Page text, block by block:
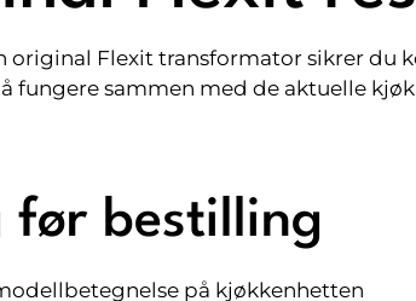
original Flexit transformator sikrer
fungere sammen med de aktuelle
før bestilling
på kjøkkenhetten